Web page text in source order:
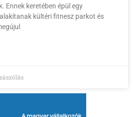
Ennek keretében épül egy
kültéri fitnesz parkot és